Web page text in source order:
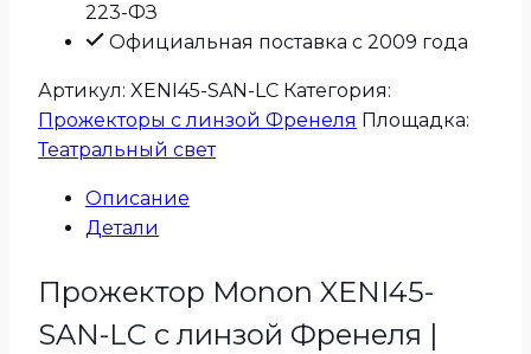
223-ФЗ
Официальная поставка с 2009 года
Артикул: XENI45-SAN-LC Категория:
Прожекторы с линзой Френеля Площадка:
Театральный свет
Описание
Детали
Прожектор Monon XENI45-
SAN-LC с линзой Френеля |